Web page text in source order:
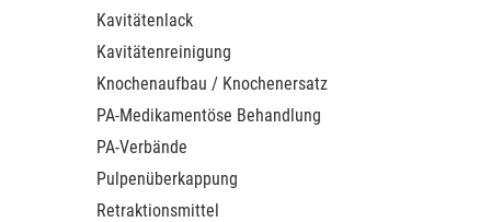
Kavitätenlack
Kavitätenreinigung
Knochenaufbau / Knochenersatz
PA-Medikamentöse Behandlung
PA-Verbände
Pulpenüberkappung
Retraktionsmittel